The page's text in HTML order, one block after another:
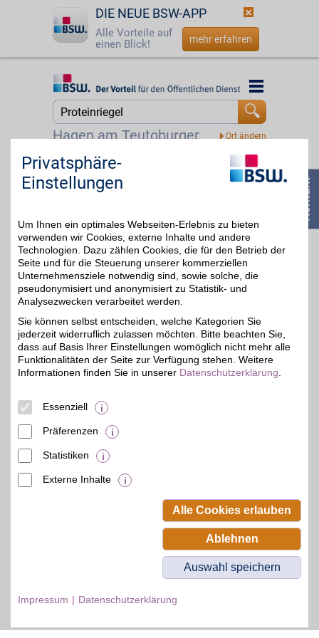
DIE NEUE BSW-APP
Alle Vorteile auf
einen Blick!
mehr erfahren
Startseite
Jetzt BSW-Mitglied werden
☎ 0800 - 279 25 82
Hagen am Teutoburger Wald
Startseite
More Nutrition
© BSW Verbraucher-Service
Privatsphäre-
Einstellungen
Um Ihnen ein optimales Webseiten-Erlebnis zu bieten
verwenden wir Cookies, externe Inhalte und andere
Technologien. Dazu zählen Cookies, die für den Betrieb der
Seite und für die Steuerung unserer kommerziellen
Unternehmensziele notwendig sind, sowie solche, die
pseudonymisiert und anonymisiert zu Statistik- und
Analysezwecken verarbeitet werden.
Sie können selbst entscheiden, welche Kategorien Sie
jederzeit widerruflich zulassen möchten. Bitte beachten Sie,
dass auf Basis Ihrer Einstellungen womöglich nicht mehr alle
Funktionalitäten der Seite zur Verfügung stehen. Weitere
Informationen finden Sie in unserer Datenschutzerklärung
Essenziell
Präferenzen
Statistiken
Externe Inhalte
Alle Cookies erlauben
Ablehnen
Auswahl speichern
Impressum Datenschutzerklärung